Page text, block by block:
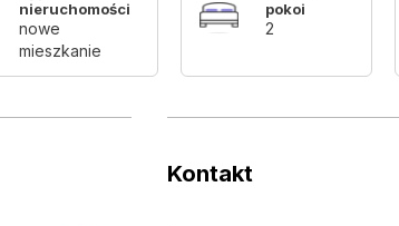
nieruchomości
nowe
mieszkanie
pokoi
2
Kontakt